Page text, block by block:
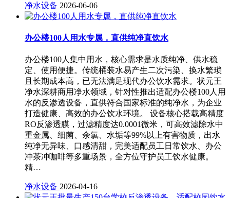
净水设备 2026-06-06
办公楼100人用水专属，直供纯净直饮水
办公楼100人集中用水，核心需求是水质纯净、供水稳
定、使用便捷。传统桶装水易产生二次污染、换水繁琐
且长期成本高，已无法满足现代办公饮水需求。状元王
净水深耕商用净水领域，针对性推出适配办公楼100人用
水的反渗透设备，直供符合国家标准的纯净水，为企业
打造健康、高效的办公饮水环境。 设备核心搭载高精度
RO反渗透膜，过滤精度达0.0001微米，可高效滤除水中
重金属、细菌、余氯、水垢等99%以上有害物质，出水
纯净无异味、口感清甜，完美适配员工日常饮水、办公
冲茶冲咖啡等多重场景，全方位守护员工饮水健康。
精…
净水设备 2026-04-16